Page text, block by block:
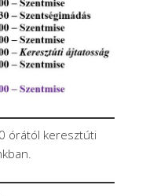
órától keresztúti